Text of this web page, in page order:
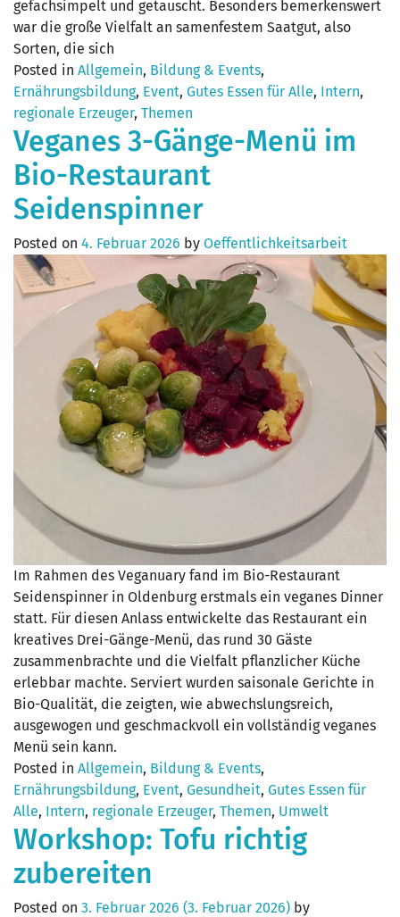
gefachsimpelt und getauscht. Besonders bemerkenswert
war die große Vielfalt an samenfestem Saatgut, also
Sorten, die sich
Posted in Allgemein, Bildung & Events,
Ernährungsbildung, Event, Gutes Essen für Alle, Intern,
regionale Erzeuger, Themen
Veganes 3-Gänge-Menü im
Bio-Restaurant
Seidenspinner
Posted on 4. Februar 2026 by Oeffentlichkeitsarbeit
Im Rahmen des Veganuary fand im Bio-Restaurant
Seidenspinner in Oldenburg erstmals ein veganes Dinner
statt. Für diesen Anlass entwickelte das Restaurant ein
kreatives Drei-Gänge-Menü, das rund 30 Gäste
zusammenbrachte und die Vielfalt pflanzlicher Küche
erlebbar machte. Serviert wurden saisonale Gerichte in
Bio-Qualität, die zeigten, wie abwechslungsreich,
ausgewogen und geschmackvoll ein vollständig veganes
Menü sein kann.
Posted in Allgemein, Bildung & Events,
Ernährungsbildung, Event, Gesundheit, Gutes Essen für
Alle, Intern, regionale Erzeuger, Themen, Umwelt
Workshop: Tofu richtig
zubereiten
Posted on 3. Februar 2026 (3. Februar 2026) by